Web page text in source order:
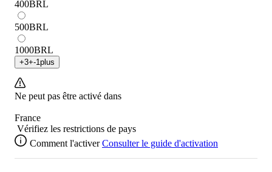
400BRL
500BRL
1000BRL
+3+-1 plus
Ne peut pas être activé dans
France
Vérifiez les restrictions de pays
Comment l'activer Consulter le guide d'activation